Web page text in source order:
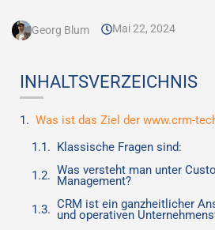
Georg Blum Mai 22, 2024
INHALTSVERZEICHNIS
Was ist das Ziel der www.crm-
Klassische Fragen sind:
Was versteht man unter
Management?
CRM ist ein ganzheitlicher
und operativen